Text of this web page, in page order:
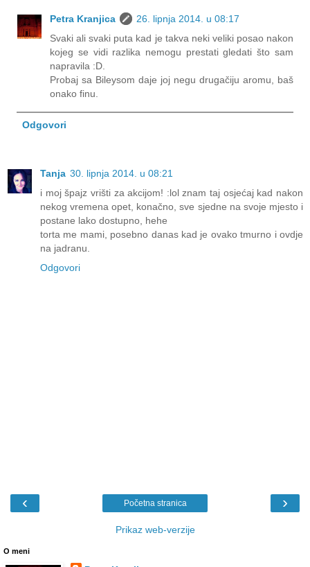
Petra Kranjica
26. lipnja 2014. u 08:17
Svaki ali svaki puta kad je takva neki veliki posao nakon
kojeg se vidi razlika nemogu prestati gledati što sam
napravila :D.
Probaj sa Bileysom daje joj negu drugačiju aromu, baš
onako finu.
Odgovori
Tanja 30. lipnja 2014. u 08:21
i moj špajz vrišti za akcijom! :lol znam taj osjećaj kad nakon
nekog vremena opet, konačno, sve sjedne na svoje mjesto i
postane lako dostupno, hehe
torta me mami, posebno danas kad je ovako tmurno i ovdje
na jadranu.
Odgovori
‹ ›
Početna stranica
Prikaz web-verzije
O meni